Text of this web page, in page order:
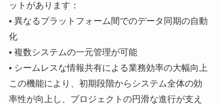
ットがあります：
• 異なるプラットフォーム間でのデータ同期の自動
化
• 複数システムの一元管理が可能
• シームレスな情報共有による業務効率の大幅向上
この機能により、初期段階からシステム全体の効
率性が向上し、プロジェクトの円滑な進行が支え